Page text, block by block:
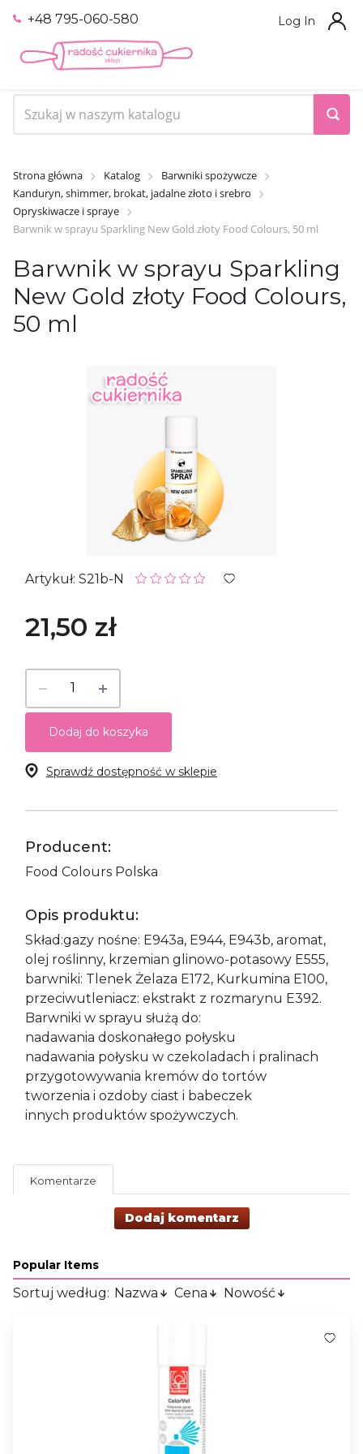
+48 795-060-580 Log In
Strona główna Katalog
Barwniki spożywcze
Kanduryn, shimmer, brokat, jadalne złoto i srebro
Opryskiwacze i spraye
Barwnik w sprayu Sparkling New Gold złoty Food Colours, 50 ml
Barwnik w sprayu Sparkling
New Gold złoty Food Colours,
50 ml
Artykuł: S21b-N
21,50 zł
Dodaj do koszyka
Sprawdź dostępność w sklepie
Producent:
Food Colours Polska
Opis produktu:
Skład:gazy nośne: E943a, E944, E943b, aromat,
olej roślinny, krzemian glinowo-potasowy E555,
barwniki: Tlenek Żelaza E172, Kurkumina E100,
przeciwutleniacz: ekstrakt z rozmarynu E392.
Barwniki w sprayu służą do:
nadawania doskonałego połysku
nadawania połysku w czekoladach i pralinach
przygotowywania kremów do tortów
tworzenia i ozdoby ciast i babeczek
innych produktów spożywczych.
Komentarze
Dodaj komentarz
Popular Items
Sortuj według: Nazwa Cena Nowość